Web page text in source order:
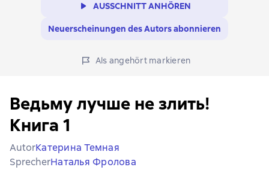
AUSSCHNITT ANHÖREN
Neuerscheinungen des Autors abonnieren
Als angehört markieren
Ведьму лучше не злить!
Книга 1
AutorКатерина Темная
SprecherНаталья Фролова